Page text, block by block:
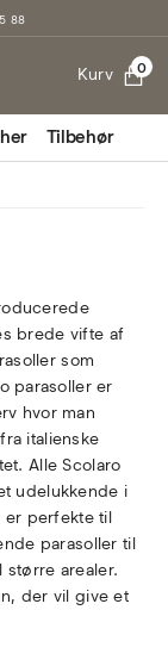
88
Kurv 0
Tilbehør
brede vifte af
som
parasoller er
hvor man
italienske
Alle Scolaro
udelukkende i
er perfekte til
parasoller til
arealer.
der vil give et